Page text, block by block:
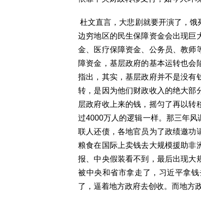
杜文直言，大悲剧就要开演了，
边穷地区的民生保障资金会出现巨
金、医疗保障资金、公务员、教师
障资金，基层政府的基本运转也会
指出，其实，基层政府并不是没有
转，是因为他们财政收入的绝大部
层政府收上来的钱，摇匀了再以转
过4000万人的逻辑一样。那三年
联人还债，各地官员为了政绩邀功
粮食在国际上卖钱去大规模援助非
报、中央假装看不到，最后出现大
被中央和省市拿走了，习近平拿
了，逼着地方政府去创收。而地方